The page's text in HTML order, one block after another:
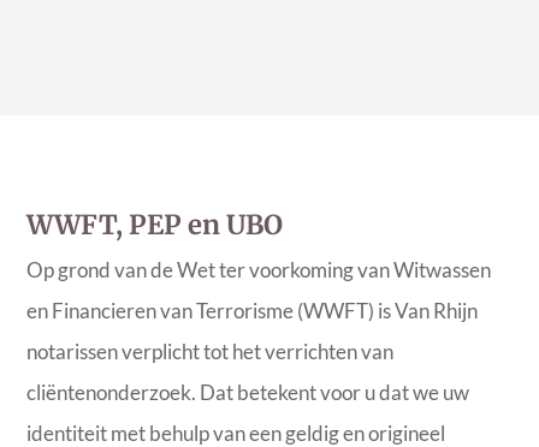
WWFT, PEP en UBO
Op grond van de Wet ter voorkoming van Witwassen
en Financieren van Terrorisme (WWFT) is Van Rhijn
notarissen verplicht tot het verrichten van
cliëntenonderzoek. Dat betekent voor u dat we uw
identiteit met behulp van een geldig en origineel